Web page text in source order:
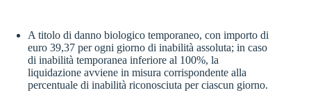
A titolo di danno biologico temporaneo, con importo di
euro 39,37 per ogni giorno di inabilità assoluta; in caso
di inabilità temporanea inferiore al 100%, la
liquidazione avviene in misura corrispondente alla
percentuale di inabilità riconosciuta per ciascun giorno.